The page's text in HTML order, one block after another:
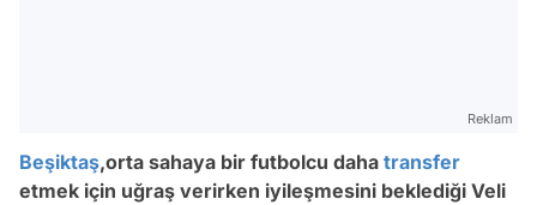
Reklam
Beşiktaş,orta sahaya bir futbolcu daha transfer
etmek için uğraş verirken iyileşmesini beklediği Veli